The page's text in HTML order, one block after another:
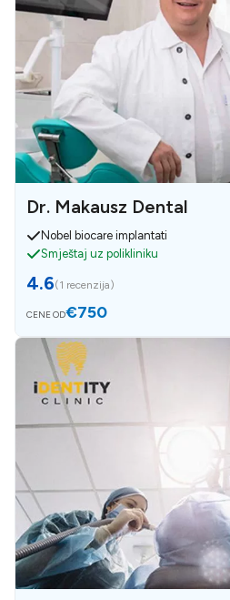
Dr. Makausz Dental
Nobel biocare implantati
Smještaj uz polikliniku
4.6(1 recenzija)
CENE OD€750